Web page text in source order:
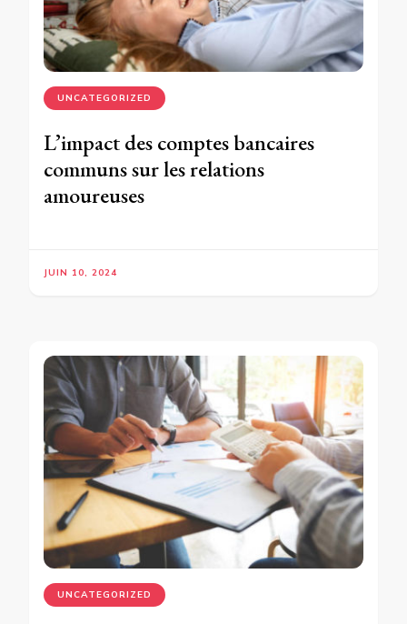
UNCATEGORIZED
L’impact des comptes bancaires
communs sur les relations
amoureuses
JUIN 10, 2024
UNCATEGORIZED